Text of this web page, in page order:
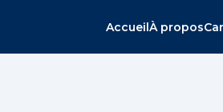
AccueilÀ propos